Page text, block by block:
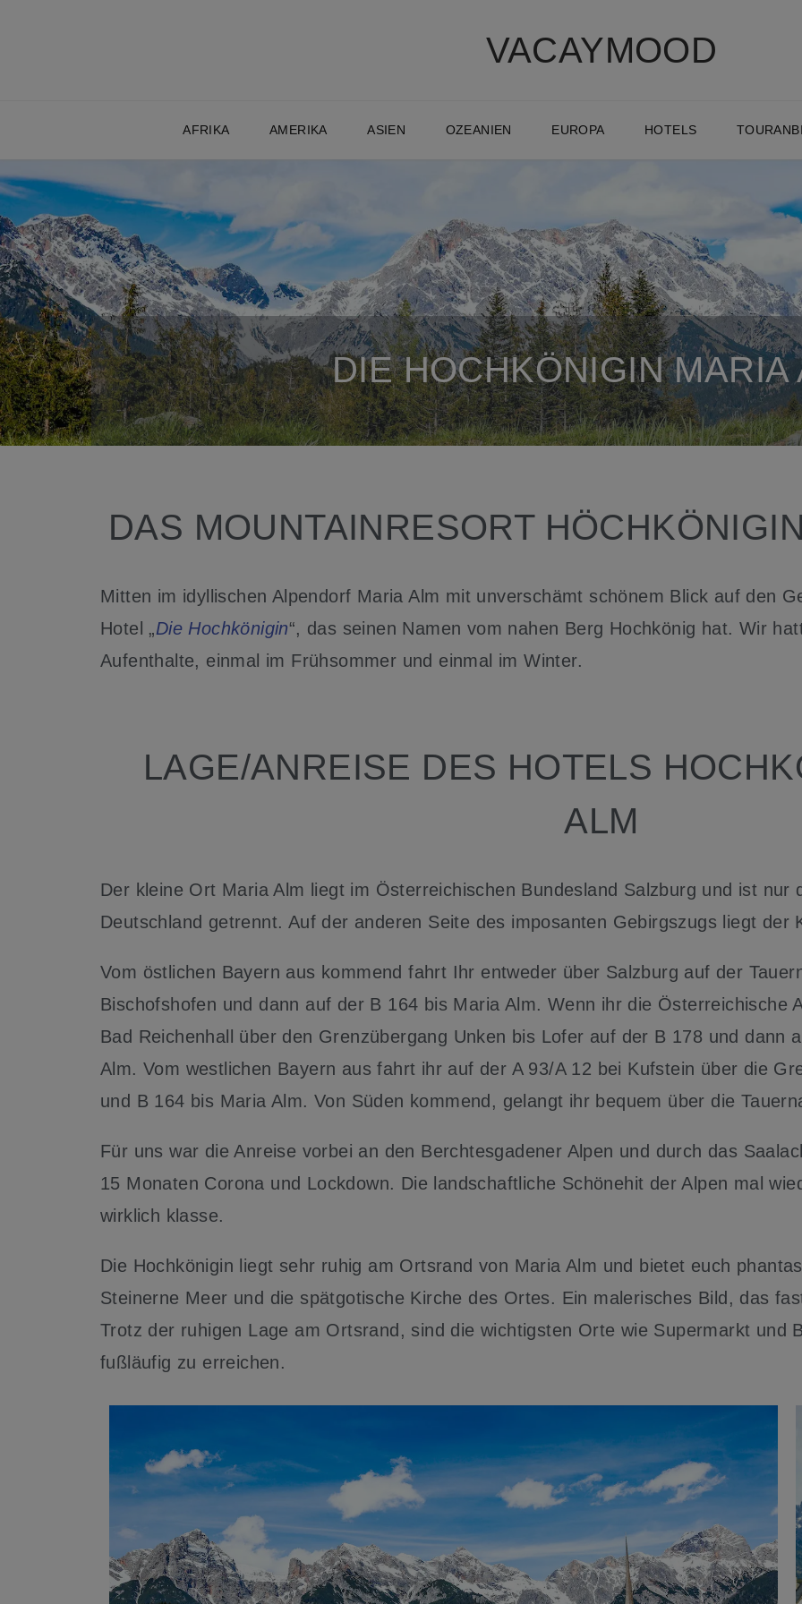
VACAYMOOD
AFRIKA AMERIKA ASIEN OZEANIEN EUROPA HOTELS
DIE HOCHKÖNIGIN MARIA
DAS MOUNTAINRESORT
Mitten im idyllischen Alpendorf Maria Alm mit unverschämt schönem Blick auf den
Hotel „Die Hochkönigin“, das seinen Namen vom nahen Berg Hochkönig hat. Wir
Aufenthalte, einmal im Frühsommer und einmal im Winter.
LAGE/ANREISE DES HOTELS
ALM
Der kleine Ort Maria Alm liegt im Österreichischen Bundesland Salzburg und ist nur
Deutschland getrennt. Auf der anderen Seite des imposanten Gebirgszugs liegt der
Vom östlichen Bayern aus kommend fahrt Ihr entweder über Salzburg auf der
Bischofshofen und dann auf der B 164 bis Maria Alm. Wenn ihr die Österreichische
Bad Reichenhall über den Grenzübergang Unken bis Lofer auf der B 178 und dann
Alm. Vom westlichen Bayern aus fahrt ihr auf der A 93/A 12 bei Kufstein über die
und B 164 bis Maria Alm. Von Süden kommend, gelangt ihr bequem über die
Für uns war die Anreise vorbei an den Berchtesgadener Alpen und durch das
15 Monaten Corona und Lockdown. Die landschaftliche Schönehit der Alpen mal
wirklich klasse.
Die Hochkönigin liegt sehr ruhig am Ortsrand von Maria Alm und bietet euch
Steinerne Meer und die spätgotische Kirche des Ortes. Ein malerisches Bild, das
Trotz der ruhigen Lage am Ortsrand, sind die wichtigsten Orte wie Supermarkt und
fußläufig zu erreichen.